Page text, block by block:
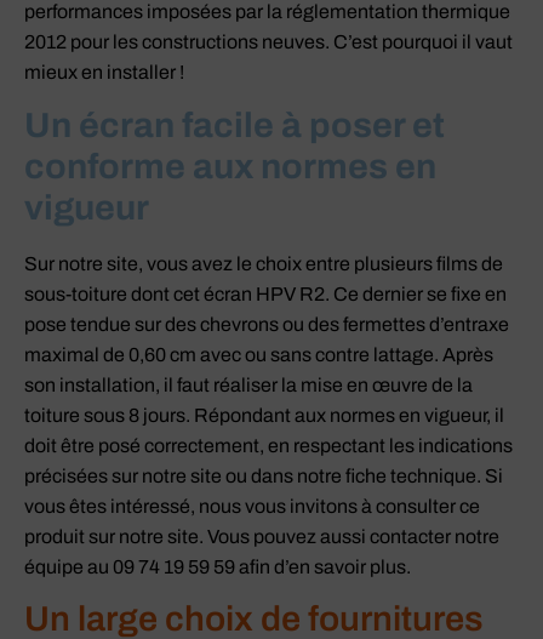
performances imposées par la réglementation thermique
2012 pour les constructions neuves. C’est pourquoi il vaut
mieux en installer !
Un écran facile à poser et
conforme aux normes en
vigueur
Sur notre site, vous avez le choix entre plusieurs films de
sous-toiture dont cet écran HPV R2. Ce dernier se fixe en
pose tendue sur des chevrons ou des fermettes d’entraxe
maximal de 0,60 cm avec ou sans contre lattage. Après
son installation, il faut réaliser la mise en œuvre de la
toiture sous 8 jours. Répondant aux normes en vigueur, il
doit être posé correctement, en respectant les indications
précisées sur notre site ou dans notre fiche technique. Si
vous êtes intéressé, nous vous invitons à consulter ce
produit sur notre site. Vous pouvez aussi contacter notre
équipe au 09 74 19 59 59 afin d’en savoir plus.
Un large choix de fournitures